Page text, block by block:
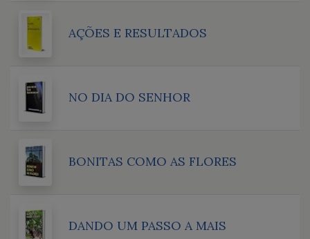
AÇÕES E RESULTADOS
NO DIA DO SENHOR
BONITAS COMO AS FLORES
DANDO UM PASSO A MAIS